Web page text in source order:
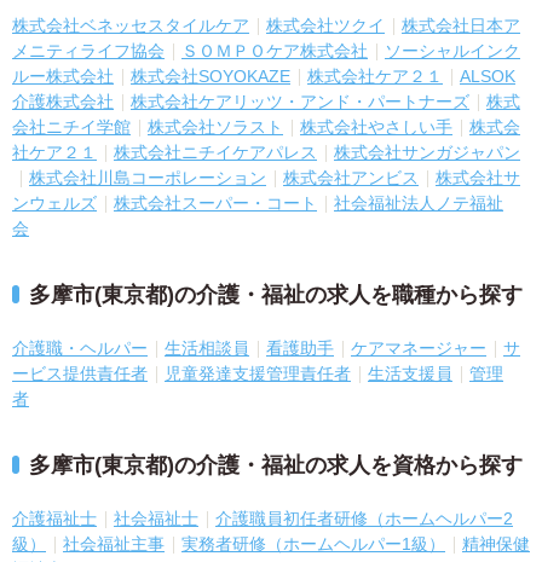
株式会社ベネッセスタイルケア 株式会社ツクイ
株式会社日本ア
メニティライフ協会
ＳＯＭＰＯケア株式会社
ソーシャルインク
ルー株式会社
株式会社SOYOKAZE 株式会社ケア２１
ALSOK
介護株式会社
株式会社ケアリッツ・アンド・パートナーズ
株式
会社ニチイ学館
株式会社ソラスト 株式会社やさしい手
株式会
社ケア２１
株式会社ニチイケアパレス
株式会社サンガジャパン
株式会社川島コーポレーション
株式会社アンビス
株式会社サ
ンウェルズ
株式会社スーパー・コート
社会福祉法人ノテ福祉
会
多摩市(東京都)の介護・福祉の求人を職種から探す
介護職・ヘルパー 生活相談員 看護助手 ケアマネージャー
サ
ービス提供責任者
児童発達支援管理責任者 生活支援員
管理
者
多摩市(東京都)の介護・福祉の求人を資格から探す
介護福祉士 社会福祉士
介護職員初任者研修（ホームヘルパー2
級）
社会福祉主事 実務者研修（ホームヘルパー1級）
精神保健